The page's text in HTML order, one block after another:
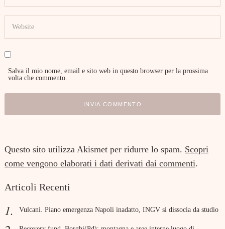
Salva il mio nome, email e sito web in questo browser per la prossima
volta che commento.
Questo sito utilizza Akismet per ridurre lo spam. Scopri
come vengono elaborati i dati derivati dai commenti.
Articoli Recenti
Vulcani. Piano emergenza Napoli inadatto, INGV si dissocia da studio